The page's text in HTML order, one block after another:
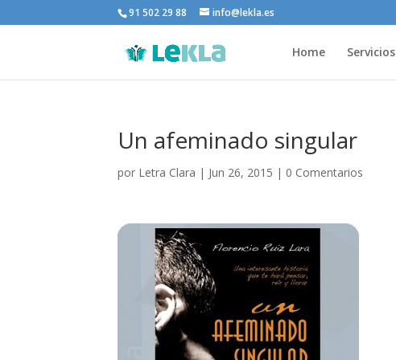
91 502 29 88 info@lekla.es
Home Servicios
Un afeminado singular
por Letra Clara | Jun 26, 2015 | 0 Comentarios